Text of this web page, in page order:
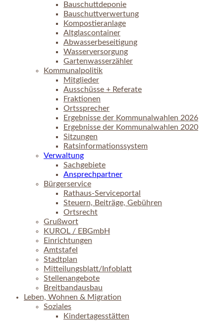
Bauschuttdeponie
Bauschuttverwertung
Kompostieranlage
Altglascontainer
Abwasserbeseitigung
Wasserversorgung
Gartenwasserzähler
Kommunalpolitik
Mitglieder
Ausschüsse + Referate
Fraktionen
Ortssprecher
Ergebnisse der Kommunalwahlen 2026
Ergebnisse der Kommunalwahlen 2020
Sitzungen
Ratsinformationssystem
Verwaltung
Sachgebiete
Ansprechpartner
Bürgerservice
Rathaus-Serviceportal
Steuern, Beiträge, Gebühren
Ortsrecht
Grußwort
KUROL / EBGmbH
Einrichtungen
Amtstafel
Stadtplan
Mitteilungsblatt/Infoblatt
Stellenangebote
Breitbandausbau
Leben, Wohnen & Migration
Soziales
Kindertagesstätten